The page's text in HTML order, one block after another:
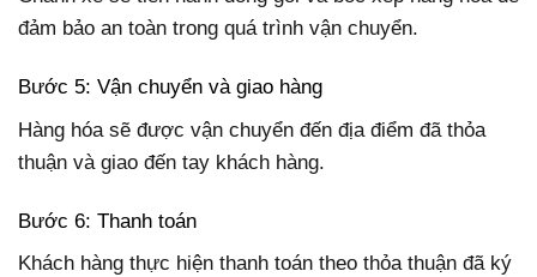
đảm bảo an toàn trong quá trình vận chuyển.
Bước 5: Vận chuyển và giao hàng
Hàng hóa sẽ được vận chuyển đến địa điểm đã thỏa
thuận và giao đến tay khách hàng.
Bước 6: Thanh toán
Khách hàng thực hiện thanh toán theo thỏa thuận đã ký